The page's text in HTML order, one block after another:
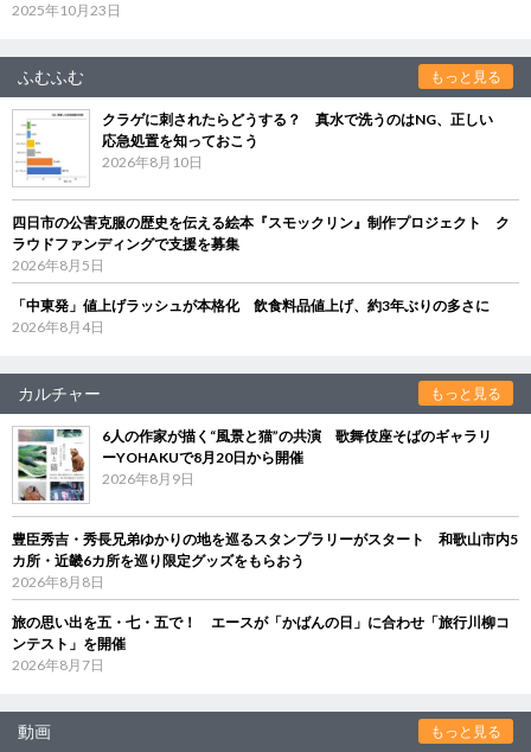
2025年10月23日
ふむふむ もっと見る
クラゲに刺されたらどうする？ 真水で洗うのはNG、正しい
応急処置を知っておこう
2026年8月10日
四日市の公害克服の歴史を伝える絵本『スモックリン』制作プロジェクト ク
ラウドファンディングで支援を募集
2026年8月5日
「中東発」値上げラッシュが本格化 飲食料品値上げ、約3年ぶりの多さに
2026年8月4日
カルチャー もっと見る
6人の作家が描く“風景と猫”の共演 歌舞伎座そばのギャラリ
ーYOHAKUで8月20日から開催
2026年8月9日
豊臣秀吉・秀長兄弟ゆかりの地を巡るスタンプラリーがスタート 和歌山市内5
カ所・近畿6カ所を巡り限定グッズをもらおう
2026年8月8日
旅の思い出を五・七・五で！ エースが「かばんの日」に合わせ「旅行川柳コ
ンテスト」を開催
2026年8月7日
動画 もっと見る